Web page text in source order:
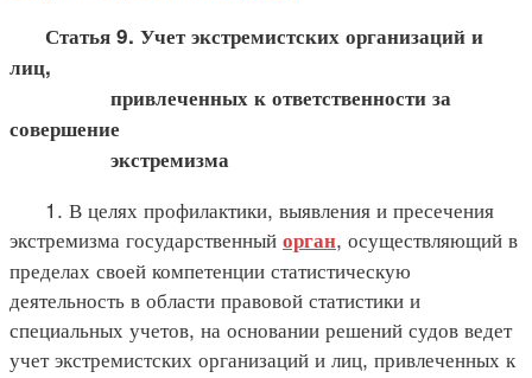
Статья 9. Учет экстремистских организаций и
лиц,
привлеченных к ответственности за
совершение
экстремизма
1. В целях профилактики, выявления и пресечения
экстремизма государственный орган, осуществляющий в
пределах своей компетенции статистическую
деятельность в области правовой статистики и
специальных учетов, на основании решений судов ведет
учет экстремистских организаций и лиц, привлеченных к